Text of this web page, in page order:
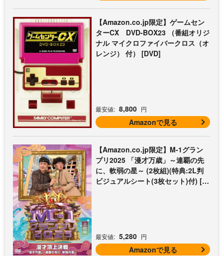
【Amazon.co.jp限定】ゲームセン
ターCX DVD-BOX23 （番組オリジ
ナル マイクロファイバークロス（オ
レンジ） 付） [DVD]
最安値: 8,800 円
Amazonで見る
【Amazon.co.jp限定】M-1グラン
プリ2025 「漫才万歳」～連覇の先
に、軟弱の星～ (2枚組)(特典:2L判
ビジュアルシート(3枚セット)付) [D
最安値: 5,280 円
Amazonで見る